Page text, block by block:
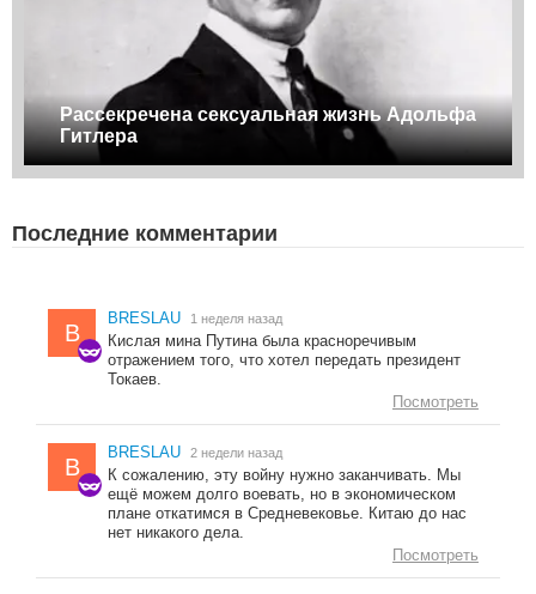
Рассекречена сексуальная жизнь Адольфа
Гитлера
Последние комментарии
B
BRESLAU 1 неделя назад
Кислая мина Путина была красноречивым
отражением того, что хотел передать президент
Токаев.
Посмотреть
B
BRESLAU 2 недели назад
К сожалению, эту войну нужно заканчивать. Мы
ещё можем долго воевать, но в экономическом
плане откатимся в Средневековье. Китаю до нас
нет никакого дела.
Посмотреть